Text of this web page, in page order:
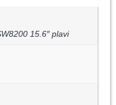
15.6″ plavi